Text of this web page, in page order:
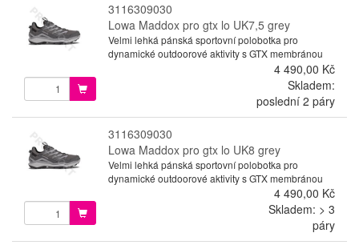
3116309030
Lowa Maddox pro gtx lo UK7,5 grey
Velmi lehká pánská sportovní polobotka pro
dynamické outdoorové aktivity s GTX membránou
4 490,00 Kč
Skladem:
poslední 2 páry
3116309030
Lowa Maddox pro gtx lo UK8 grey
Velmi lehká pánská sportovní polobotka pro
dynamické outdoorové aktivity s GTX membránou
4 490,00 Kč
Skladem: > 3
páry